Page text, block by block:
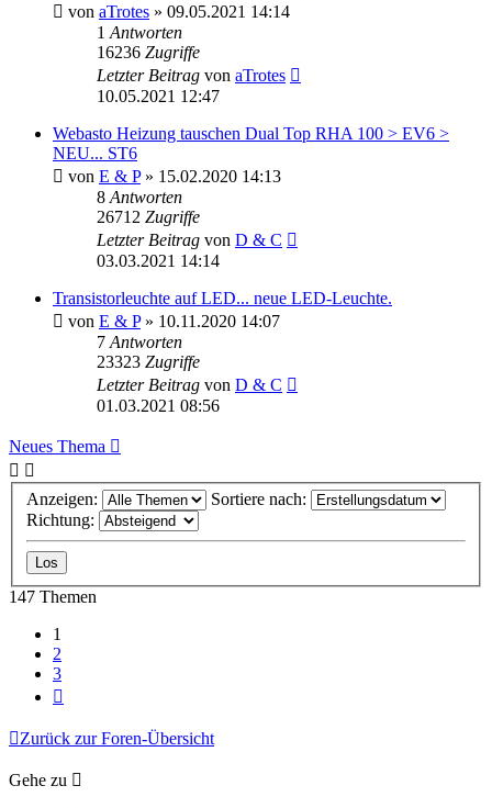
von aTrotes » 09.05.2021 14:14
1 Antworten
16236 Zugriffe
Letzter Beitrag von aTrotes
10.05.2021 12:47
Webasto Heizung tauschen Dual Top RHA 100 > EV6 >
NEU... ST6
von E & P» 15.02.2020 14:13
8 Antworten
26712 Zugriffe
Letzter Beitrag von D & C
03.03.2021 14:14
Transistorleuchte auf LED... neue LED-Leuchte.
von E & P» 10.11.2020 14:07
7 Antworten
23323 Zugriffe
Letzter Beitrag von D & C
01.03.2021 08:56
Neues Thema
Anzeigen:
Sortiere nach:
Richtung:
147 Themen
1
2
3
Zurück zur Foren-Übersicht
Gehe zu